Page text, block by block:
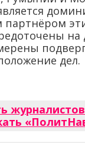
партнёром
на
дел.